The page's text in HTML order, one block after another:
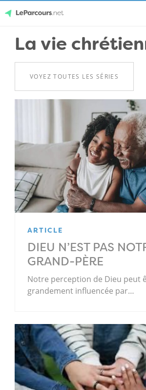
content
LeParcours.net
La vie
VOYEZ TOUTES LES SÉRIES
ARTICLE
DIEU N’EST PAS
GRAND-PÈRE
Notre perception de Dieu peut
grandement influencée par…